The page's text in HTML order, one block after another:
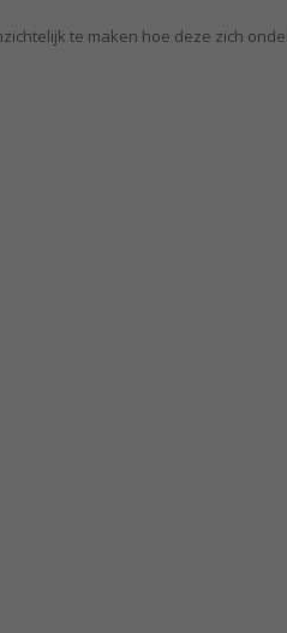
te maken hoe deze zich